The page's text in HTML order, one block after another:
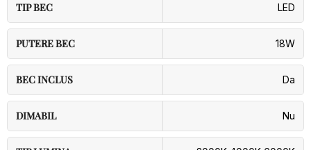
TIP BEC LED
PUTERE BEC 18W
BEC INCLUS Da
DIMABIL Nu